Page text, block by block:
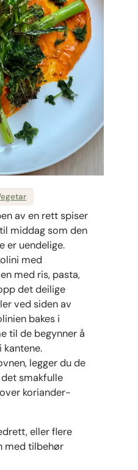
av en rett spiser
middag som den
er uendelige.
med
med ris, pasta,
det deilige
ved siden av
bakes i
til de begynner å
kantene.
legger du de
smakfulle
koriander-
eller flere
med tilbehør